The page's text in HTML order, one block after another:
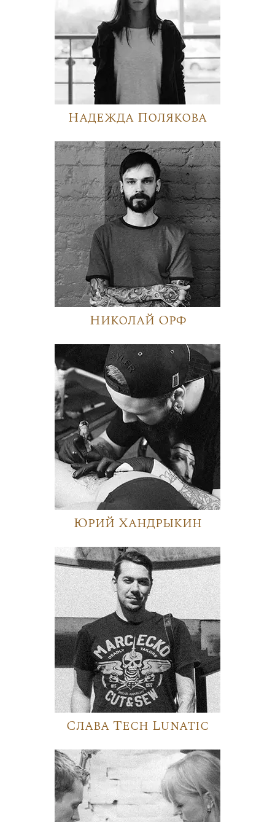
Надежда Полякова
Николай Орф
Юрий Хандрыкин
Слава Tech Lunatic